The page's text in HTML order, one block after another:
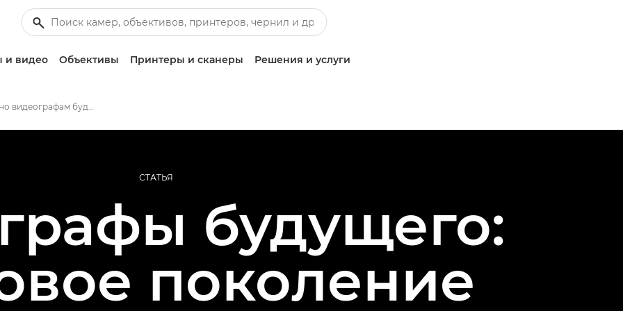
и видео Объективы Принтеры и сканеры Решения и услуги
Что важно видеографам будущего?
СТАТЬЯ
будущего:
поколение